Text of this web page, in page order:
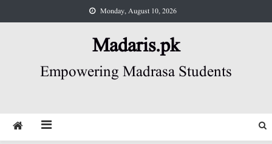
to
Monday, August 10, 2026
Madaris.pk
Empowering Madrasa Students